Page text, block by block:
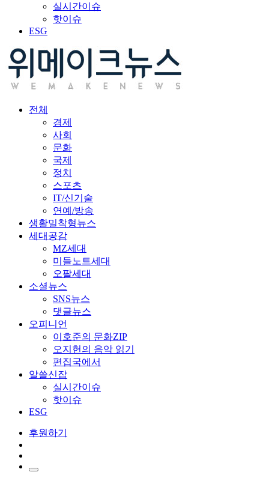
실시간이슈
핫이슈
ESG
전체
경제
사회
문화
국제
정치
스포츠
IT/신기술
연예/방송
생활밀착형뉴스
세대공감
MZ세대
미들노트세대
오팔세대
소셜뉴스
SNS뉴스
댓글뉴스
오피니언
이호준의 문화ZIP
오지헌의 음악 읽기
편집국에서
알쓸신잡
실시간이슈
핫이슈
ESG
후원하기